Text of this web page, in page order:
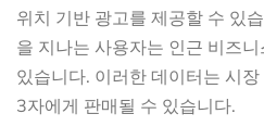
위치 기반 광고를 제공할 수 있
을 지나는 사용자는 인근 비즈
있습니다. 이러한 데이터는 시
3자에게 판매될 수 있습니다.